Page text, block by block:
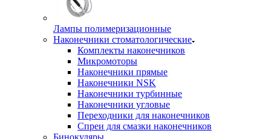
Лампы полимеризационные
Наконечники стоматологические
Комплекты наконечников
Микромоторы
Наконечники прямые
Наконечники NSK
Наконечники турбинные
Наконечники угловые
Переходники для наконечников
Спреи для смазки наконечников
Бинокуляры